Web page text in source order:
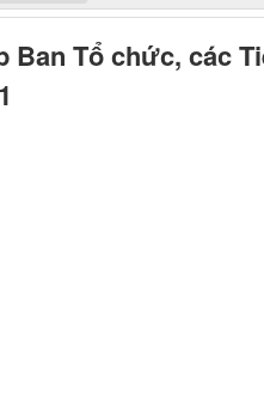
Ban Tổ chức, các